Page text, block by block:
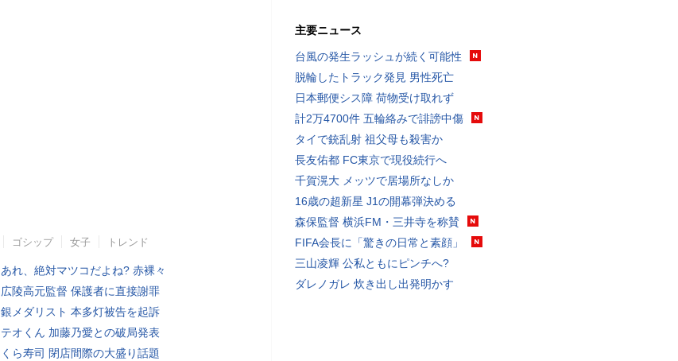
ゴシップ 女子 トレンド
あれ、絶対マツコだよね? 赤裸々
広陵高元監督 保護者に直接謝罪
銀メダリスト 本多灯被告を起訴
テオくん 加藤乃愛との破局発表
くら寿司 閉店間際の大盛り話題
主要ニュース
台風の発生ラッシュが続く可能性
脱輪したトラック発見 男性死亡
日本郵便シス障 荷物受け取れず
計2万4700件 五輪絡みで誹謗中傷
タイで銃乱射 祖父母も殺害か
長友佑都 FC東京で現役続行へ
千賀滉大 メッツで居場所なしか
16歳の超新星 J1の開幕弾決める
森保監督 横浜FM・三井寺を称賛
FIFA会長に「驚きの日常と素顔」
三山凌輝 公私ともにピンチへ?
ダレノガレ 炊き出し出発明かす